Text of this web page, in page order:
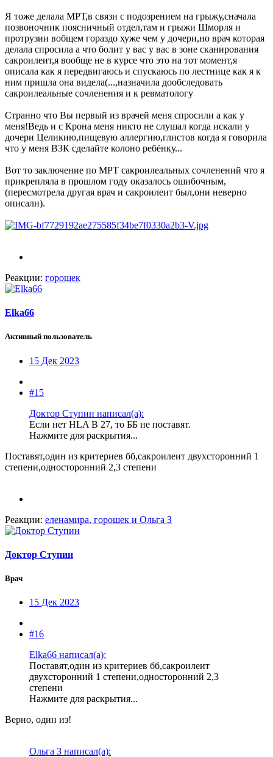
Я тоже делала МРТ,в связи с подозрением на грыжу,сначала
позвоночник поясничный отдел,там и грыжи Шморля и
протрузии вобщем гораздо хуже чем у дочери,но врач которая
делала спросила а что болит у вас у вас в зоне сканирования
сакроилеит,я вообще не в курсе что это на тот момент,я
описала как я передвигаюсь и спускаюсь по лестнице как я к
ним пришла она видела(...,назначила дообследовать
сакроилеальные сочленения и к ревматологу
Странно что Вы первый из врачей меня спросили а как у
меня!Ведь и с Крона меня никто не слушал когда искали у
дочери Целикию,пищевую аллергию,глистов когда я говорила
что у меня ВЗК сделайте колоно ребёнку...
Вот то заключение по МРТ сакроилеальных сочленений что я
прикрепляла в прошлом году оказалось ошибочным,
(пересмотрела другая врач и сакроилеит был,они неверно
описали).
Реакции: горошек
Elka66
Активный пользователь
15 Дек 2023
#15
Доктор Ступин написал(а):
Если нет НLA В 27, то ББ не поставят.
Нажмите для раскрытия...
Поставят,один из критериев бб,сакроилеит двухсторонний 1
степени,односторонний 2,3 степени
Реакции: еленамира, горошек и Ольга З
Доктор Ступин
Врач
15 Дек 2023
#16
Elka66 написал(а):
Поставят,один из критериев бб,сакроилеит
двухсторонний 1 степени,односторонний 2,3
степени
Нажмите для раскрытия...
Верно, один из!
Ольга З написал(а):